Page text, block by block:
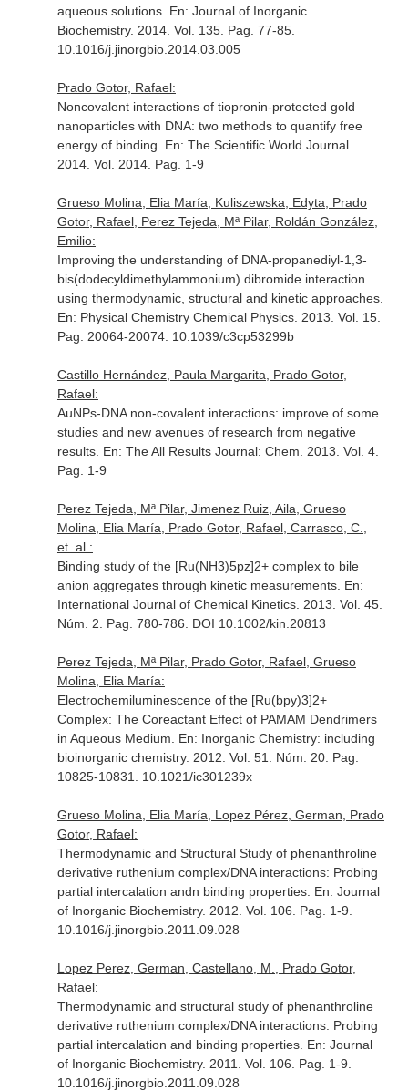
aqueous solutions. En: Journal of Inorganic
Biochemistry. 2014. Vol. 135. Pag. 77-85.
10.1016/j.jinorgbio.2014.03.005
Prado Gotor, Rafael:
Noncovalent interactions of tiopronin-protected gold
nanoparticles with DNA: two methods to quantify free
energy of binding. En: The Scientific World Journal.
2014. Vol. 2014. Pag. 1-9
Grueso Molina, Elia María, Kuliszewska, Edyta, Prado
Gotor, Rafael, Perez Tejeda, Mª Pilar, Roldán González,
Emilio:
Improving the understanding of DNA-propanediyl-1,3-
bis(dodecyldimethylammonium) dibromide interaction
using thermodynamic, structural and kinetic approaches.
En: Physical Chemistry Chemical Physics. 2013. Vol. 15.
Pag. 20064-20074. 10.1039/c3cp53299b
Castillo Hernández, Paula Margarita, Prado Gotor,
Rafael:
AuNPs-DNA non-covalent interactions: improve of some
studies and new avenues of research from negative
results. En: The All Results Journal: Chem . 2013. Vol. 4.
Pag. 1-9
Perez Tejeda, Mª Pilar, Jimenez Ruiz, Aila, Grueso
Molina, Elia María, Prado Gotor, Rafael, Carrasco, C.,
et. al.:
Binding study of the [Ru(NH3)5pz]2+ complex to bile
anion aggregates through kinetic measurements. En:
International Journal of Chemical Kinetics. 2013. Vol. 45.
Núm. 2. Pag. 780-786. DOI 10.1002/kin.20813
Perez Tejeda, Mª Pilar, Prado Gotor, Rafael, Grueso
Molina, Elia María:
Electrochemiluminescence of the [Ru(bpy)3]2+
Complex: The Coreactant Effect of PAMAM Dendrimers
in Aqueous Medium. En: Inorganic Chemistry: including
bioinorganic chemistry. 2012. Vol. 51. Núm. 20. Pag.
10825-10831. 10.1021/ic301239x
Grueso Molina, Elia María, Lopez Pérez, German, Prado
Gotor, Rafael:
Thermodynamic and Structural Study of phenanthroline
derivative ruthenium complex/DNA interactions: Probing
partial intercalation andn binding properties. En: Journal
of Inorganic Biochemistry. 2012. Vol. 106. Pag. 1-9.
10.1016/j.jinorgbio.2011.09.028
Lopez Perez, German, Castellano, M., Prado Gotor,
Rafael:
Thermodynamic and structural study of phenanthroline
derivative ruthenium complex/DNA interactions: Probing
partial intercalation and binding properties. En: Journal
of Inorganic Biochemistry. 2011. Vol. 106. Pag. 1-9.
10.1016/j.jinorgbio.2011.09.028